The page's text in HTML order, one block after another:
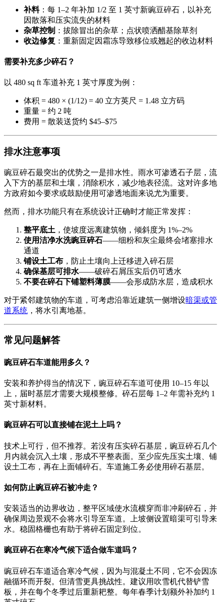
补料：每 1–2 年补加 1/2 至 1 英寸新豌豆碎石，以补充
因散落和压实流失的材料
杂草控制 ：拔除冒出的杂草；点状喷洒醋基除草剂
收边修复 ：重新固定因霜冻导致移位或翘起的收边材料
需要补充多少碎石？
以 480 sq ft 车道补充 1 英寸厚度为例：
体积 = 480 × (1/12) = 40 立方英尺 = 1.48 立方码
重量 = 约 2 吨
费用 = 散装送货约 $45–$75
排水注意事项
豌豆碎石最突出的优势之一是排水性。雨水可渗透石子层，流
入下方的基层和土壤，消除积水，减少地表径流。这对许多地
方政府如今要求或鼓励使用可渗透地面来说尤为重要。
然而，排水功能只有在系统设计正确时才能正常发挥：
整平底土 ，使坡度远离建筑物，倾斜度为 1%–2%
使用洁净水洗豌豆碎石——细粉和灰尘最终会堵塞排水
通道
铺设土工布 ，防止土壤向上迁移进入碎石层
确保基层可排水——破碎石屑压实后仍可透水
不要在碎石下铺塑料薄膜——会形成防水层，造成积水
对于紧邻建筑物的车道，可考虑沿靠近建筑一侧增设暗渠或管
道系统 ，将水引离地基。
常见问题解答
豌豆碎石车道能用多久？
安装和养护得当的情况下，豌豆碎石车道可使用 10–15 年以
上，届时基层才需要大规模整修。碎石层每 1–2 年需补充约 1
英寸新材料。
豌豆碎石可以直接铺在泥土上吗？
技术上可行，但不推荐。若没有压实碎石基层，豌豆碎石几个
月内就会沉入土壤，形成不平整表面。至少应先压实土壤、铺
设土工布，再在上面铺碎石。车道施工务必使用碎石基层。
如何防止豌豆碎石被冲走？
安装适当的边界收边，整平区域使水流横穿而非冲刷碎石，并
确保周边景观不会将水引导至车道。上坡侧设置暗渠可引导来
水。稳固格栅也有助于将碎石固定到位。
豌豆碎石在寒冷气候下适合做车道吗？
豌豆碎石车道适合寒冷气候，因为与混凝土不同，它不会因冻
融循环而开裂。但清雪更具挑战性。建议用吹雪机代替铲雪
板，并在每个冬季过后重新耙整。每年春季计划额外补加约 1